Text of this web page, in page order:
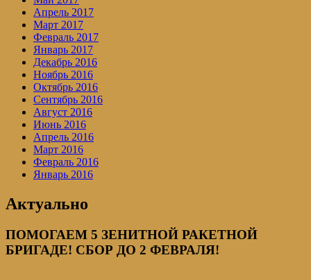
Апрель 2017
Март 2017
Февраль 2017
Январь 2017
Декабрь 2016
Ноябрь 2016
Октябрь 2016
Сентябрь 2016
Август 2016
Июнь 2016
Апрель 2016
Март 2016
Февраль 2016
Январь 2016
Актуально
ПОМОГАЕМ 5 ЗЕНИТНОЙ РАКЕТНОЙ
БРИГАДЕ! СБОР ДО 2 ФЕВРАЛЯ!